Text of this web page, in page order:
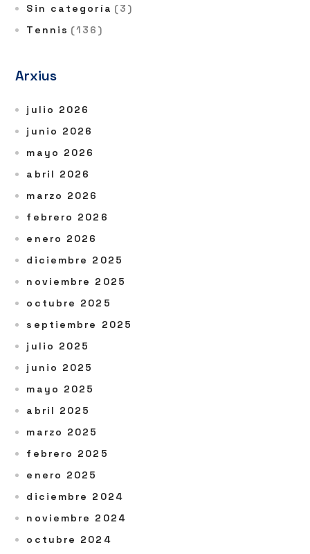
Sin categoría (3)
Tennis (136)
Arxius
julio 2026
junio 2026
mayo 2026
abril 2026
marzo 2026
febrero 2026
enero 2026
diciembre 2025
noviembre 2025
octubre 2025
septiembre 2025
julio 2025
junio 2025
mayo 2025
abril 2025
marzo 2025
febrero 2025
enero 2025
diciembre 2024
noviembre 2024
octubre 2024